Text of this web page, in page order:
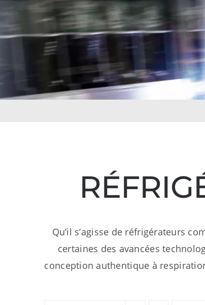
Qu’il s’agisse de réfrigérateurs
certaines des avancées
conception authentique à